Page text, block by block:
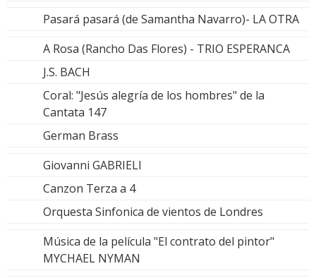
Pasará pasará (de Samantha Navarro)- LA OTRA
A Rosa (Rancho Das Flores) - TRIO ESPERANCA
J.S. BACH
Coral: "Jesús alegría de los hombres" de la
Cantata 147
German Brass
Giovanni GABRIELI
Canzon Terza a 4
Orquesta Sinfonica de vientos de Londres
Música de la película "El contrato del pintor"
MYCHAEL NYMAN